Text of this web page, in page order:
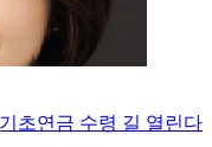
초연금 수령 길 열린다